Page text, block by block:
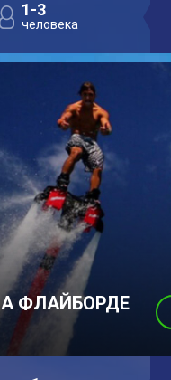
1-3
человека
ФЛАЙБОРДЕ